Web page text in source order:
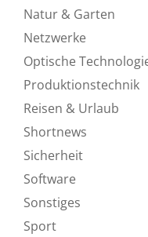
Natur & Garten
Netzwerke
Optische
Produktionstechnik
Reisen & Urlaub
Shortnews
Sicherheit
Software
Sonstiges
Sport